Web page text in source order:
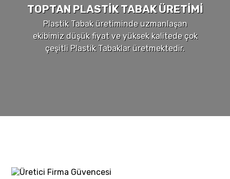
TOPTAN PLASTIK TABAK ÜRETIMI
Plastik Tabak üretiminde uzmanlaşan
ekibimiz düşük fiyat ve yüksek kalitede çok
çeşitli Plastik Tabaklar üretmektedir.